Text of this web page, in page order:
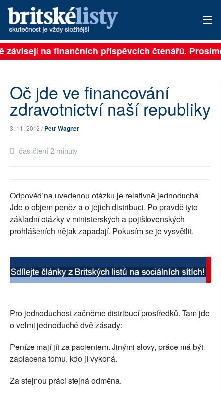
PŘIHLÁSIT
ARCHIV
PŘÍSPĚVKY NA PROVOZ
SOCIÁLNÍ SÍTĚ
RUBRIKY
PLNÁ VERZE STRÁNEK
na finančních příspěvcích čtenářů.
Oč jde ve financování
zdravotnictví naší republiky
3. 11. 2012 /Petr Wagner
čas čtení 2 minuty
Odpověď na uvedenou otázku je relativně jednoduchá.
Jde o objem peněz a o jejich distribuci. Po pravdě tyto
základní otázky v ministerských a pojišťovenských
prohlášeních nějak zapadají. Pokusím se je vysvětlit.
Pro jednoduchost začněme distribucí prostředků. Tam jde
o velmi jednoduché dvě zásady:
Peníze mají jít za pacientem. Jinými slovy, práce má být
zaplacena tomu, kdo jí vykoná.
Za stejnou práci stejná odměna.